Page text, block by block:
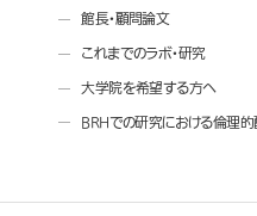
館長・顧問論文
これまでのラボ・研究
大学院を希望する方へ
BRHでの研究における倫理